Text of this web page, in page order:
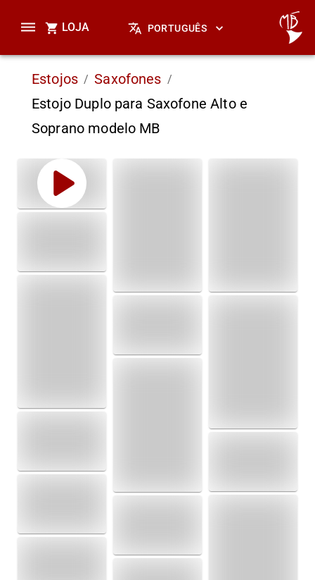
LOJA PORTUGUÊS
Estojos / Saxofones /
Estojo Duplo para Saxofone Alto e
Soprano modelo MB